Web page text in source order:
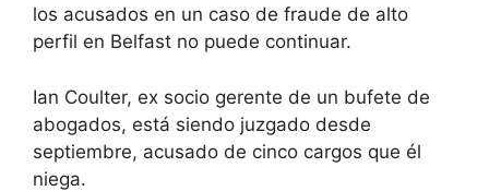
los acusados ​​en un caso de fraude de alto
perfil en Belfast no puede continuar.
Ian Coulter, ex socio gerente de un bufete de
abogados, está siendo juzgado desde
septiembre, acusado de cinco cargos que él
niega.